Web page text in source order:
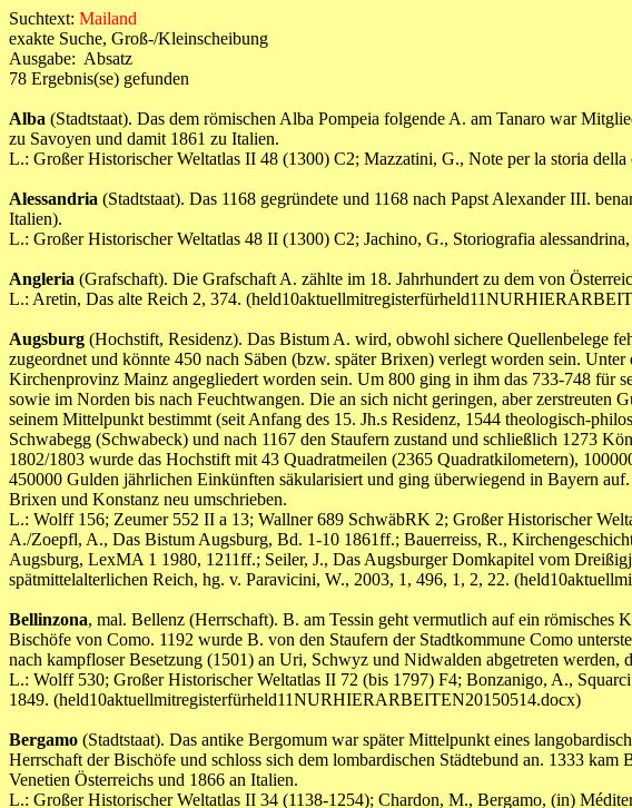
Suchtext: Mailand
exakte Suche, Groß-/Kleinscheibung
Ausgabe: Absatz
78 Ergebnis(se) gefunden
Alba (Stadtstaat). Das dem römischen Alba Pompeia folgende A. am Tanaro war
zu Savoyen und damit 1861 zu Italien.
L.: Großer Historischer Weltatlas II 48 (1300) C2; Mazzatini, G., Note per la storia
Alessandria (Stadtstaat). Das 1168 gegründete und 1168 nach Papst Alexander III.
Italien).
L.: Großer Historischer Weltatlas 48 II (1300) C2; Jachino, G., Storiografia
Angleria (Grafschaft). Die Grafschaft A. zählte im 18. Jahrhundert zu dem von
L.: Aretin, Das alte Reich 2, 374.
Augsburg (Hochstift, Residenz). Das Bistum A. wird, obwohl sichere Quellenbelege
zugeordnet und könnte 450 nach Säben (bzw. später Brixen) verlegt worden sein.
Kirchenprovinz Mainz angegliedert worden sein. Um 800 ging in ihm das 733-748 für
sowie im Norden bis nach Feuchtwangen. Die an sich nicht geringen, aber
seinem Mittelpunkt bestimmt (seit Anfang des 15. Jh.s Residenz, 1544 theologisch-
Schwabegg (Schwabeck) und nach 1167 den Staufern zustand und schließlich 1273
1802/1803 wurde das Hochstift mit 43 Quadratmeilen (2365 Quadratkilometern),
450000 Gulden jährlichen Einkünften säkularisiert und ging überwiegend in Bayern
Brixen und Konstanz neu umschrieben.
L.: Wolff 156; Zeumer 552 II a 13; Wallner 689 SchwäbRK 2; Großer Historischer
A./Zoepfl, A., Das Bistum Augsburg, Bd. 1-10 1861ff.; Bauerreiss, R.,
Augsburg, LexMA 1 1980, 1211ff.; Seiler, J., Das Augsburger Domkapitel vom
spätmittelalterlichen Reich, hg. v. Paravicini, W., 2003, 1, 496, 1, 2, 22.
Bellinzona, mal. Bellenz (Herrschaft). B. am Tessin geht vermutlich auf ein römisches
Bischöfe von Como. 1192 wurde B. von den Staufern der Stadtkommune Como
nach kampfloser Besetzung (1501) an Uri, Schwyz und Nidwalden abgetreten
L.: Wolff 530; Großer Historischer Weltatlas II 72 (bis 1797) F4; Bonzanigo, A.,
1849. (held10aktuellmitregisterfürheld11NURHIERARBEITEN20150514.docx)
Bergamo (Stadtstaat). Das antike Bergomum war später Mittelpunkt eines
Herrschaft der Bischöfe und schloss sich dem lombardischen Städtebund an. 1333 kam
Venetien Österreichs und 1866 an Italien.
L.: Großer Historischer Weltatlas II 34 (1138-1254); Chardon, M., Bergamo, (in)